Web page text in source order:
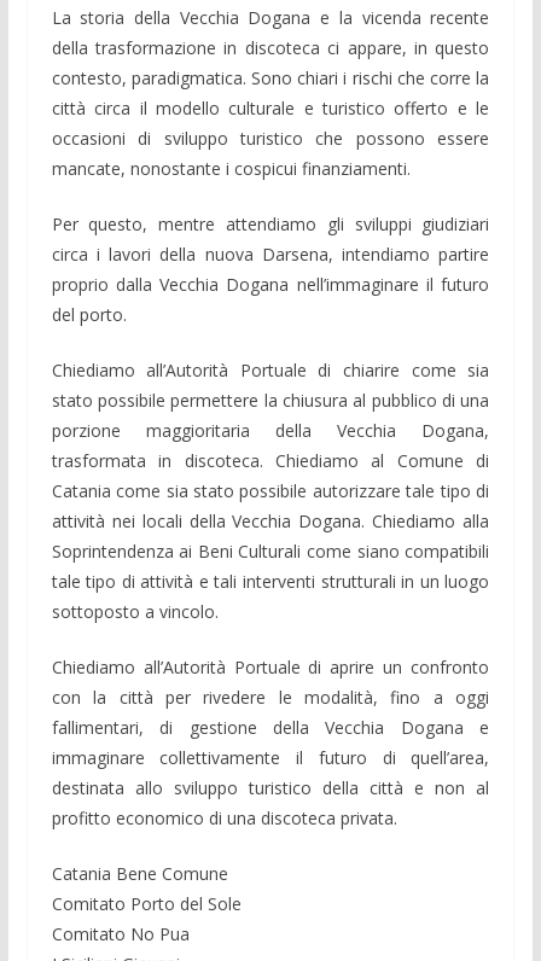
La storia della Vecchia Dogana e la vicenda recente
della trasformazione in discoteca ci appare, in questo
contesto, paradigmatica. Sono chiari i rischi che corre la
città circa il modello culturale e turistico offerto e le
occasioni di sviluppo turistico che possono essere
mancate, nonostante i cospicui finanziamenti.
Per questo, mentre attendiamo gli sviluppi giudiziari
circa i lavori della nuova Darsena, intendiamo partire
proprio dalla Vecchia Dogana nell’immaginare il futuro
del porto.
Chiediamo all’Autorità Portuale di chiarire come sia
stato possibile permettere la chiusura al pubblico di una
porzione maggioritaria della Vecchia Dogana,
trasformata in discoteca. Chiediamo al Comune di
Catania come sia stato possibile autorizzare tale tipo di
attività nei locali della Vecchia Dogana. Chiediamo alla
Soprintendenza ai Beni Culturali come siano compatibili
tale tipo di attività e tali interventi strutturali in un luogo
sottoposto a vincolo.
Chiediamo all’Autorità Portuale di aprire un confronto
con la città per rivedere le modalità, fino a oggi
fallimentari, di gestione della Vecchia Dogana e
immaginare collettivamente il futuro di quell’area,
destinata allo sviluppo turistico della città e non al
profitto economico di una discoteca privata.
Catania Bene Comune
Comitato Porto del Sole
Comitato No Pua